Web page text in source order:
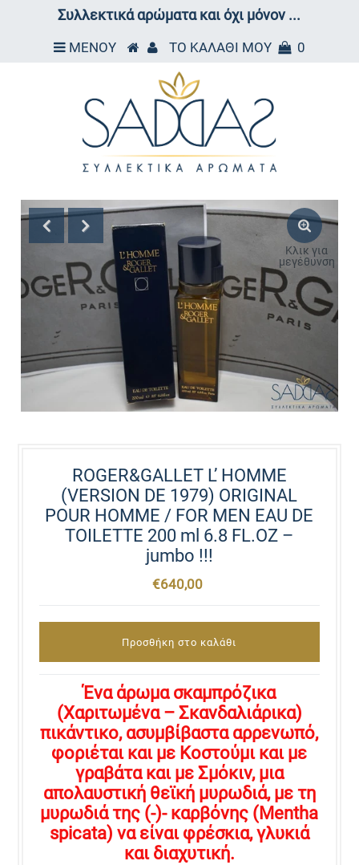
Συλλεκτικά αρώματα και όχι μόνον ...
ΜΕΝΟΥ ΤΟ ΚΑΛΑΘΙ ΜΟΥ 0
ROGER&GALLET L’ HOMME
(VERSION DE 1979) ORIGINAL
POUR HOMME / FOR MEN EAU DE
TOILETTE 200 ml 6.8 FL.OZ –
jumbo !!!
€640,00
Ένα άρωμα σκαμπρόζικα
(Χαριτωμένα – Σκανδαλιάρικα)
πικάντικο, ασυμβίβαστα αρρενωπό,
φοριέται και με Κοστούμι και με
γραβάτα και με Σμόκιν, μια
απολαυστική θεϊκή μυρωδιά, με τη
μυρωδιά της (-)- καρβόνης (Mentha
spicata) να είναι φρέσκια, γλυκιά
και διαχυτική.